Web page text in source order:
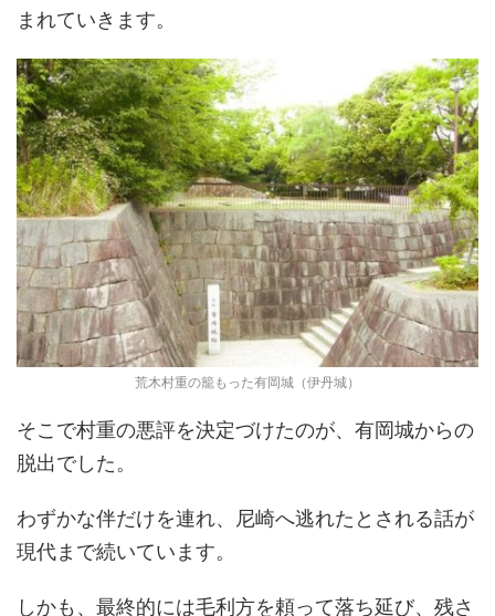
まれていきます。
荒木村重の籠もった有岡城（伊丹城）
そこで村重の悪評を決定づけたのが、有岡城からの
脱出でした。
わずかな伴だけを連れ、尼崎へ逃れたとされる話が
現代まで続いています。
しかも、最終的には毛利方を頼って落ち延び、残さ